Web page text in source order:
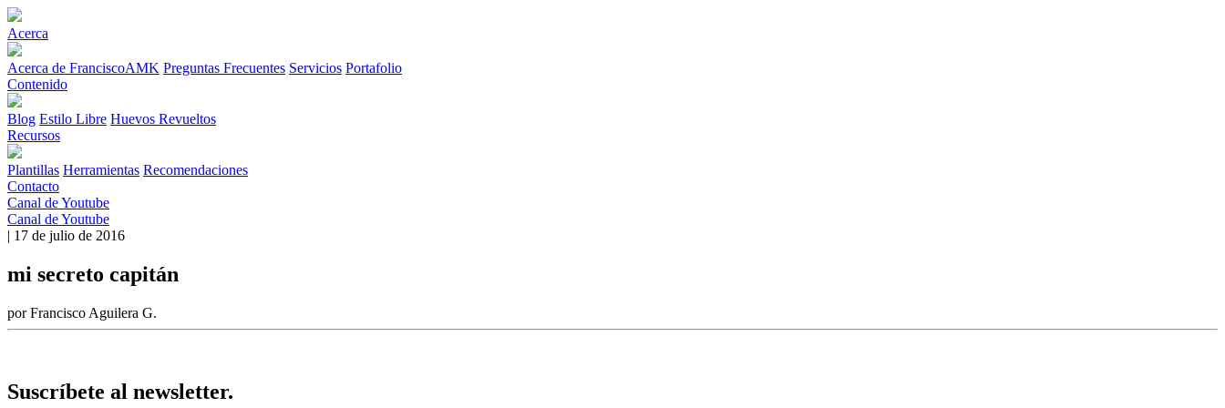
Acerca
Acerca de FranciscoAMK Preguntas Frecuentes Servicios Portafolio
Contenido
Blog Estilo Libre Huevos Revueltos
Recursos
Plantillas Herramientas Recomendaciones
Contacto
Canal de Youtube
Canal de Youtube
| 17 de julio de 2016
mi secreto capitán
por Francisco Aguilera G.
Suscríbete al newsletter.